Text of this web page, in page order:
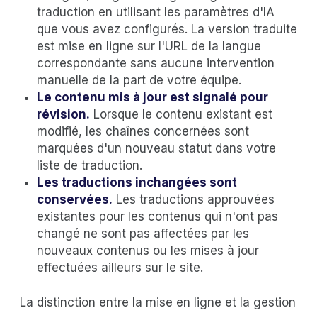
traduction en utilisant les paramètres d'IA
que vous avez configurés. La version traduite
est mise en ligne sur l'URL de la langue
correspondante sans aucune intervention
manuelle de la part de votre équipe.
Le contenu mis à jour est signalé pour
révision. Lorsque le contenu existant est
modifié, les chaînes concernées sont
marquées d'un nouveau statut dans votre
liste de traduction.
Les traductions inchangées sont
conservées. Les traductions approuvées
existantes pour les contenus qui n'ont pas
changé ne sont pas affectées par les
nouveaux contenus ou les mises à jour
effectuées ailleurs sur le site.
La distinction entre la mise en ligne et la gestion